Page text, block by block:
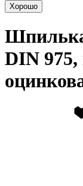
Хорошо
DIN 975,